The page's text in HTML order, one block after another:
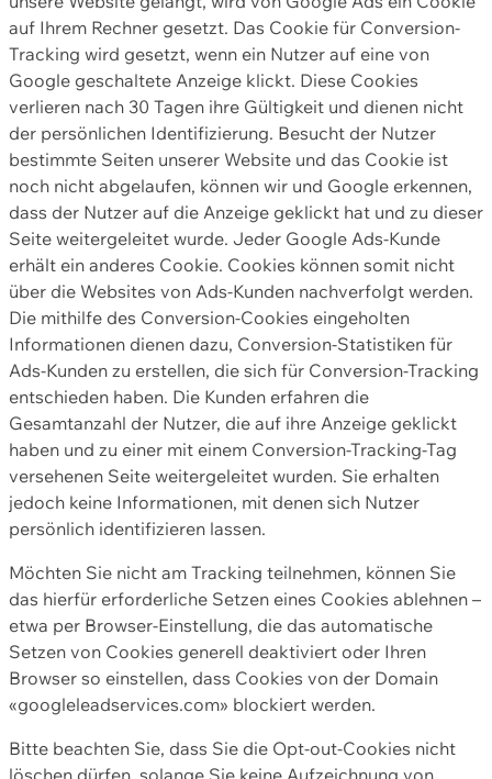
auf Ihrem Rechner gesetzt. Das Cookie für Conversion-
Tracking wird gesetzt, wenn ein Nutzer auf eine von
Google geschaltete Anzeige klickt. Diese Cookies
verlieren nach 30 Tagen ihre Gültigkeit und dienen nicht
der persönlichen Identifizierung. Besucht der Nutzer
bestimmte Seiten unserer Website und das Cookie ist
noch nicht abgelaufen, können wir und Google erkennen,
dass der Nutzer auf die Anzeige geklickt hat und zu dieser
Seite weitergeleitet wurde. Jeder Google Ads-Kunde
erhält ein anderes Cookie. Cookies können somit nicht
über die Websites von Ads-Kunden nachverfolgt werden.
Die mithilfe des Conversion-Cookies eingeholten
Informationen dienen dazu, Conversion-Statistiken für
Ads-Kunden zu erstellen, die sich für Conversion-Tracking
entschieden haben. Die Kunden erfahren die
Gesamtanzahl der Nutzer, die auf ihre Anzeige geklickt
haben und zu einer mit einem Conversion-Tracking-Tag
versehenen Seite weitergeleitet wurden. Sie erhalten
jedoch keine Informationen, mit denen sich Nutzer
persönlich identifizieren lassen.
Möchten Sie nicht am Tracking teilnehmen, können Sie
das hierfür erforderliche Setzen eines Cookies ablehnen –
etwa per Browser-Einstellung, die das automatische
Setzen von Cookies generell deaktiviert oder Ihren
Browser so einstellen, dass Cookies von der Domain
«googleleadservices.com» blockiert werden.
Bitte beachten Sie, dass Sie die Opt-out-Cookies nicht